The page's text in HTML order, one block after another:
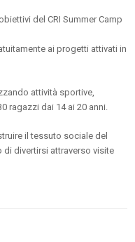
del CRI Summer Camp
ai progetti attivati in
attività sportive,
ragazzi dai 14 ai 20 anni.
il tessuto sociale del
di divertirsi attraverso visite